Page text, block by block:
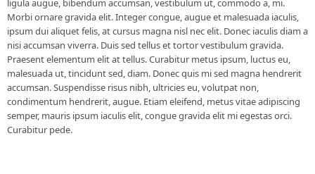
ligula augue, bibendum accumsan, vestibulum ut, commodo a, mi.
Morbi ornare gravida elit. Integer congue, augue et malesuada iaculis,
ipsum dui aliquet felis, at cursus magna nisl nec elit. Donec iaculis diam a
nisi accumsan viverra. Duis sed tellus et tortor vestibulum gravida.
Praesent elementum elit at tellus. Curabitur metus ipsum, luctus eu,
malesuada ut, tincidunt sed, diam. Donec quis mi sed magna hendrerit
accumsan. Suspendisse risus nibh, ultricies eu, volutpat non,
condimentum hendrerit, augue. Etiam eleifend, metus vitae adipiscing
semper, mauris ipsum iaculis elit, congue gravida elit mi egestas orci.
Curabitur pede.